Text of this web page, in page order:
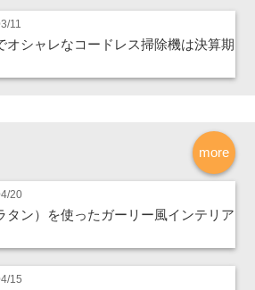
11
オシャレなコードレス掃除機は決算期
more
20
タン）を使ったガーリー風インテリア
15